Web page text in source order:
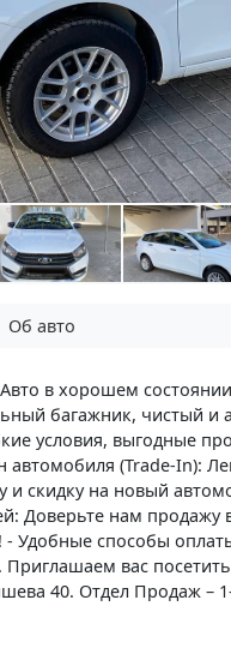
Об авто
в хорошем
багажник, чистый и
условия, выгодные
(Trade-In):
и скидку на новый
Доверьте нам
Удобные способы
Приглашаем вас
40. Отдел Продаж –